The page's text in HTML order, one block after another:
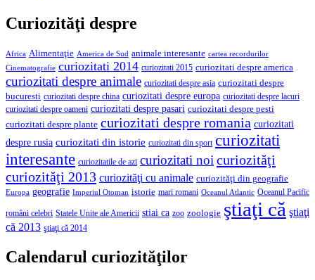
Curiozităţi despre
Africa Alimentaţie America de Sud animale interesante cartea recordurilor
Cinematografie curiozitati 2014 curiozitati 2015 curiozitati despre america
curiozitati despre animale curiozitati despre asia curiozitati despre
bucuresti curiozitati despre china curiozitati despre europa curiozitati despre lacuri
curiozitati despre oameni curiozitati despre pasari curiozitati despre pesti
curiozitati despre plante curiozitati despre romania curiozitati
despre rusia curiozitati din istorie curiozitati din sport curiozitati
interesante curiozitatile de azi curiozitati noicuriozităţi
curiozităţi 2013 curiozităţi cu animale curiozităţi din geografie
Europa geografie Imperiul Otoman istorie mari romani Oceanul Atlantic Oceanul Pacific
români celebri Statele Unite ale Americii stiai ca zoo zoologie ştiaţi că ştiaţi
că 2013 ştiaţi că 2014
Calendarul curiozităţilor